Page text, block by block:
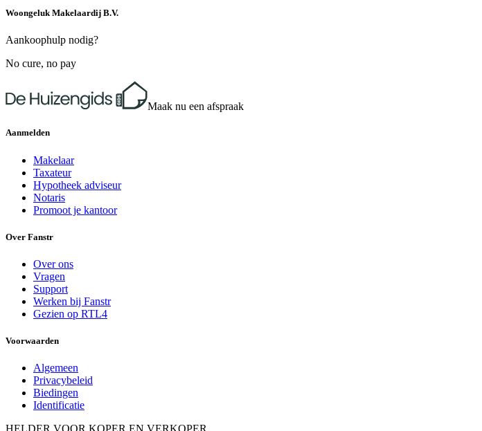
Woongeluk Makelaardij B.V.
Aankoophulp nodig?
No cure, no pay
Maak nu een afspraak
Aanmelden
Makelaar
Taxateur
Hypotheek adviseur
Notaris
Promoot je kantoor
Over Fanstr
Over ons
Vragen
Support
Werken bij Fanstr
Gezien op RTL4
Voorwaarden
Algemeen
Privacybeleid
Biedingen
Identificatie